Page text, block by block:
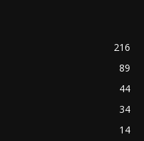
216
89
44
34
14